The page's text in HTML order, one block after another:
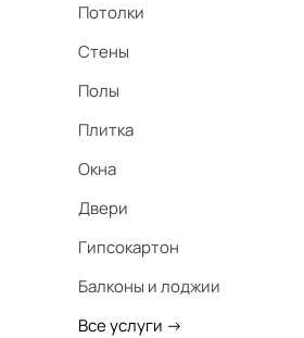
Потолки
Стены
Полы
Плитка
Окна
Двери
Гипсокартон
Балконы и лоджии
Все услуги ->